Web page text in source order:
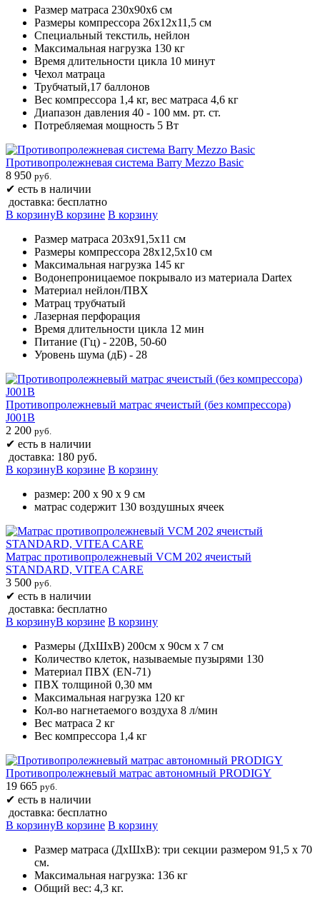
Размер матраса 230х90х6 см
Размеры компрессора 26х12х11,5 см
Специальный текстиль, нейлон
Максимальная нагрузка 130 кг
Время длительности цикла 10 минут
Чехол матраца
Трубчатый,17 баллонов
Вес компрессора 1,4 кг, вес матраса 4,6 кг
Диапазон давления 40 - 100 мм. рт. ст.
Потребляемая мощность 5 Вт
Противопролежневая система Barry Mezzo Basic
8 950 руб.
✔ есть в наличии
доставка: бесплатно
В корзинуВ корзине В корзину
Размер матраса 203х91,5х11 см
Размеры компрессора 28х12,5х10 см
Максимальная нагрузка 145 кг
Водонепроницаемое покрывало из материала Dartex
Материал нейлон/ПВХ
Матрац трубчатый
Лазерная перфорация
Время длительности цикла 12 мин
Питание (Гц) - 220В, 50-60
Уровень шума (дБ) - 28
Противопролежневый матрас ячеистый (без компрессора)
J001B
2 200 руб.
✔ есть в наличии
доставка: 180 руб.
В корзинуВ корзине В корзину
размер: 200 х 90 х 9 см
матрас содержит 130 воздушных ячеек
Матрас противопролежневый VCM 202 ячеистый
STANDARD, VITEA CARE
3 500 руб.
✔ есть в наличии
доставка: бесплатно
В корзинуВ корзине В корзину
Размеры (ДхШхВ) 200см х 90см х 7 см
Количество клеток, называемые пузырями 130
Материал ПВХ (EN-71)
ПВХ толщиной 0,30 мм
Максимальная нагрузка 120 кг
Кол-во нагнетаемого воздуха 8 л/мин
Вес матраса 2 кг
Вес компрессора 1,4 кг
Противопролежневый матрас автономный PRODIGY
19 665 руб.
✔ есть в наличии
доставка: бесплатно
В корзинуВ корзине В корзину
Размер матраса (ДхШхВ): три секции размером 91,5 х 70
см.
Максимальная нагрузка: 136 кг
Общий вес: 4,3 кг.